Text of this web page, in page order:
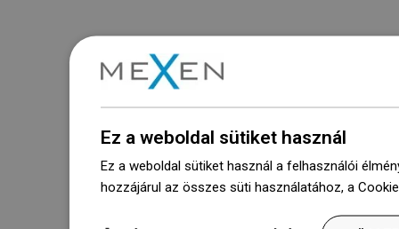
Ez a weboldal sütiket használ
Ez a weboldal sütiket használ a felhasználói
hozzájárul az összes süti használatához, a